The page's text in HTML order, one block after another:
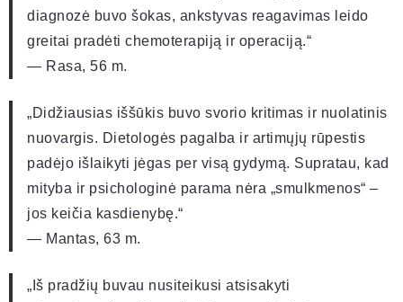
diagnozė buvo šokas, ankstyvas reagavimas leido
greitai pradėti chemoterapiją ir operaciją.“
— Rasa, 56 m.
„Didžiausias iššūkis buvo svorio kritimas ir nuolatinis
nuovargis. Dietologės pagalba ir artimųjų rūpestis
padėjo išlaikyti jėgas per visą gydymą. Supratau, kad
mityba ir psichologinė parama nėra „smulkmenos“ –
jos keičia kasdienybę.“
— Mantas, 63 m.
„Iš pradžių buvau nusiteikusi atsisakyti